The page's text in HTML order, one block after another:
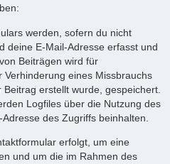
werden, sofern du nicht
deine E-Mail-Adresse erfasst und
Beiträgen wird für
eines Missbrauchs
erstellt wurde, gespeichert.
Logfiles über die Nutzung des
des Zugriffs beinhalten.
erfolgt, um eine
und um die im Rahmen des